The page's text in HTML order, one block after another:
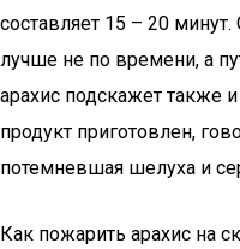
составляет 15 – 20
лучше не по времени, а
арахис подскажет также
продукт приготовлен,
потемневшая шелуха и
Как пожарить арахис на